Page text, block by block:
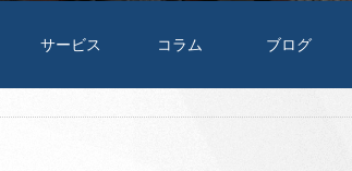
サービス コラム ブログ